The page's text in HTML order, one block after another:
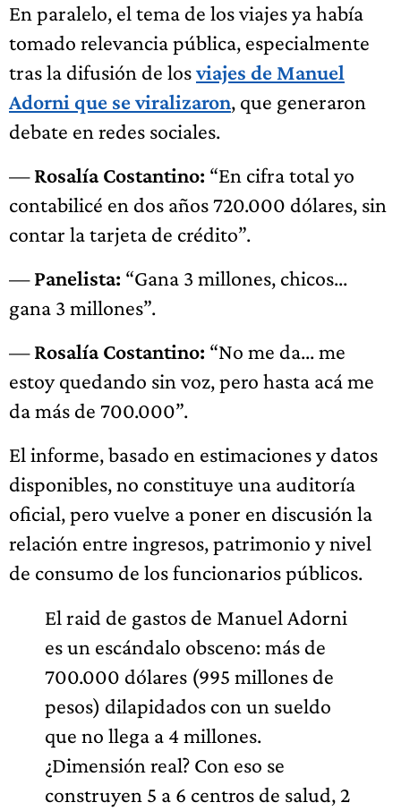
En paralelo, el tema de los viajes ya había
tomado relevancia pública, especialmente
tras la difusión de losviajes de Manuel
Adorni que se viralizaron, que generaron
debate en redes sociales.
—Rosalía Costantino: “En cifra total yo
contabilicé en dos años 720.000 dólares, sin
contar la tarjeta de crédito”.
—Panelista: “Gana 3 millones, chicos...
gana 3 millones”.
—Rosalía Costantino: “No me da... me
estoy quedando sin voz, pero hasta acá me
da más de 700.000”.
El informe, basado en estimaciones y datos
disponibles, no constituye una auditoría
oficial, pero vuelve a poner en discusión la
relación entre ingresos, patrimonio y nivel
de consumo de los funcionarios públicos.
El raid de gastos de Manuel Adorni
es un escándalo obsceno: más de
700.000 dólares (995 millones de
pesos) dilapidados con un sueldo
que no llega a 4 millones.
¿Dimensión real? Con eso se
construyen 5 a 6 centros de salud, 2